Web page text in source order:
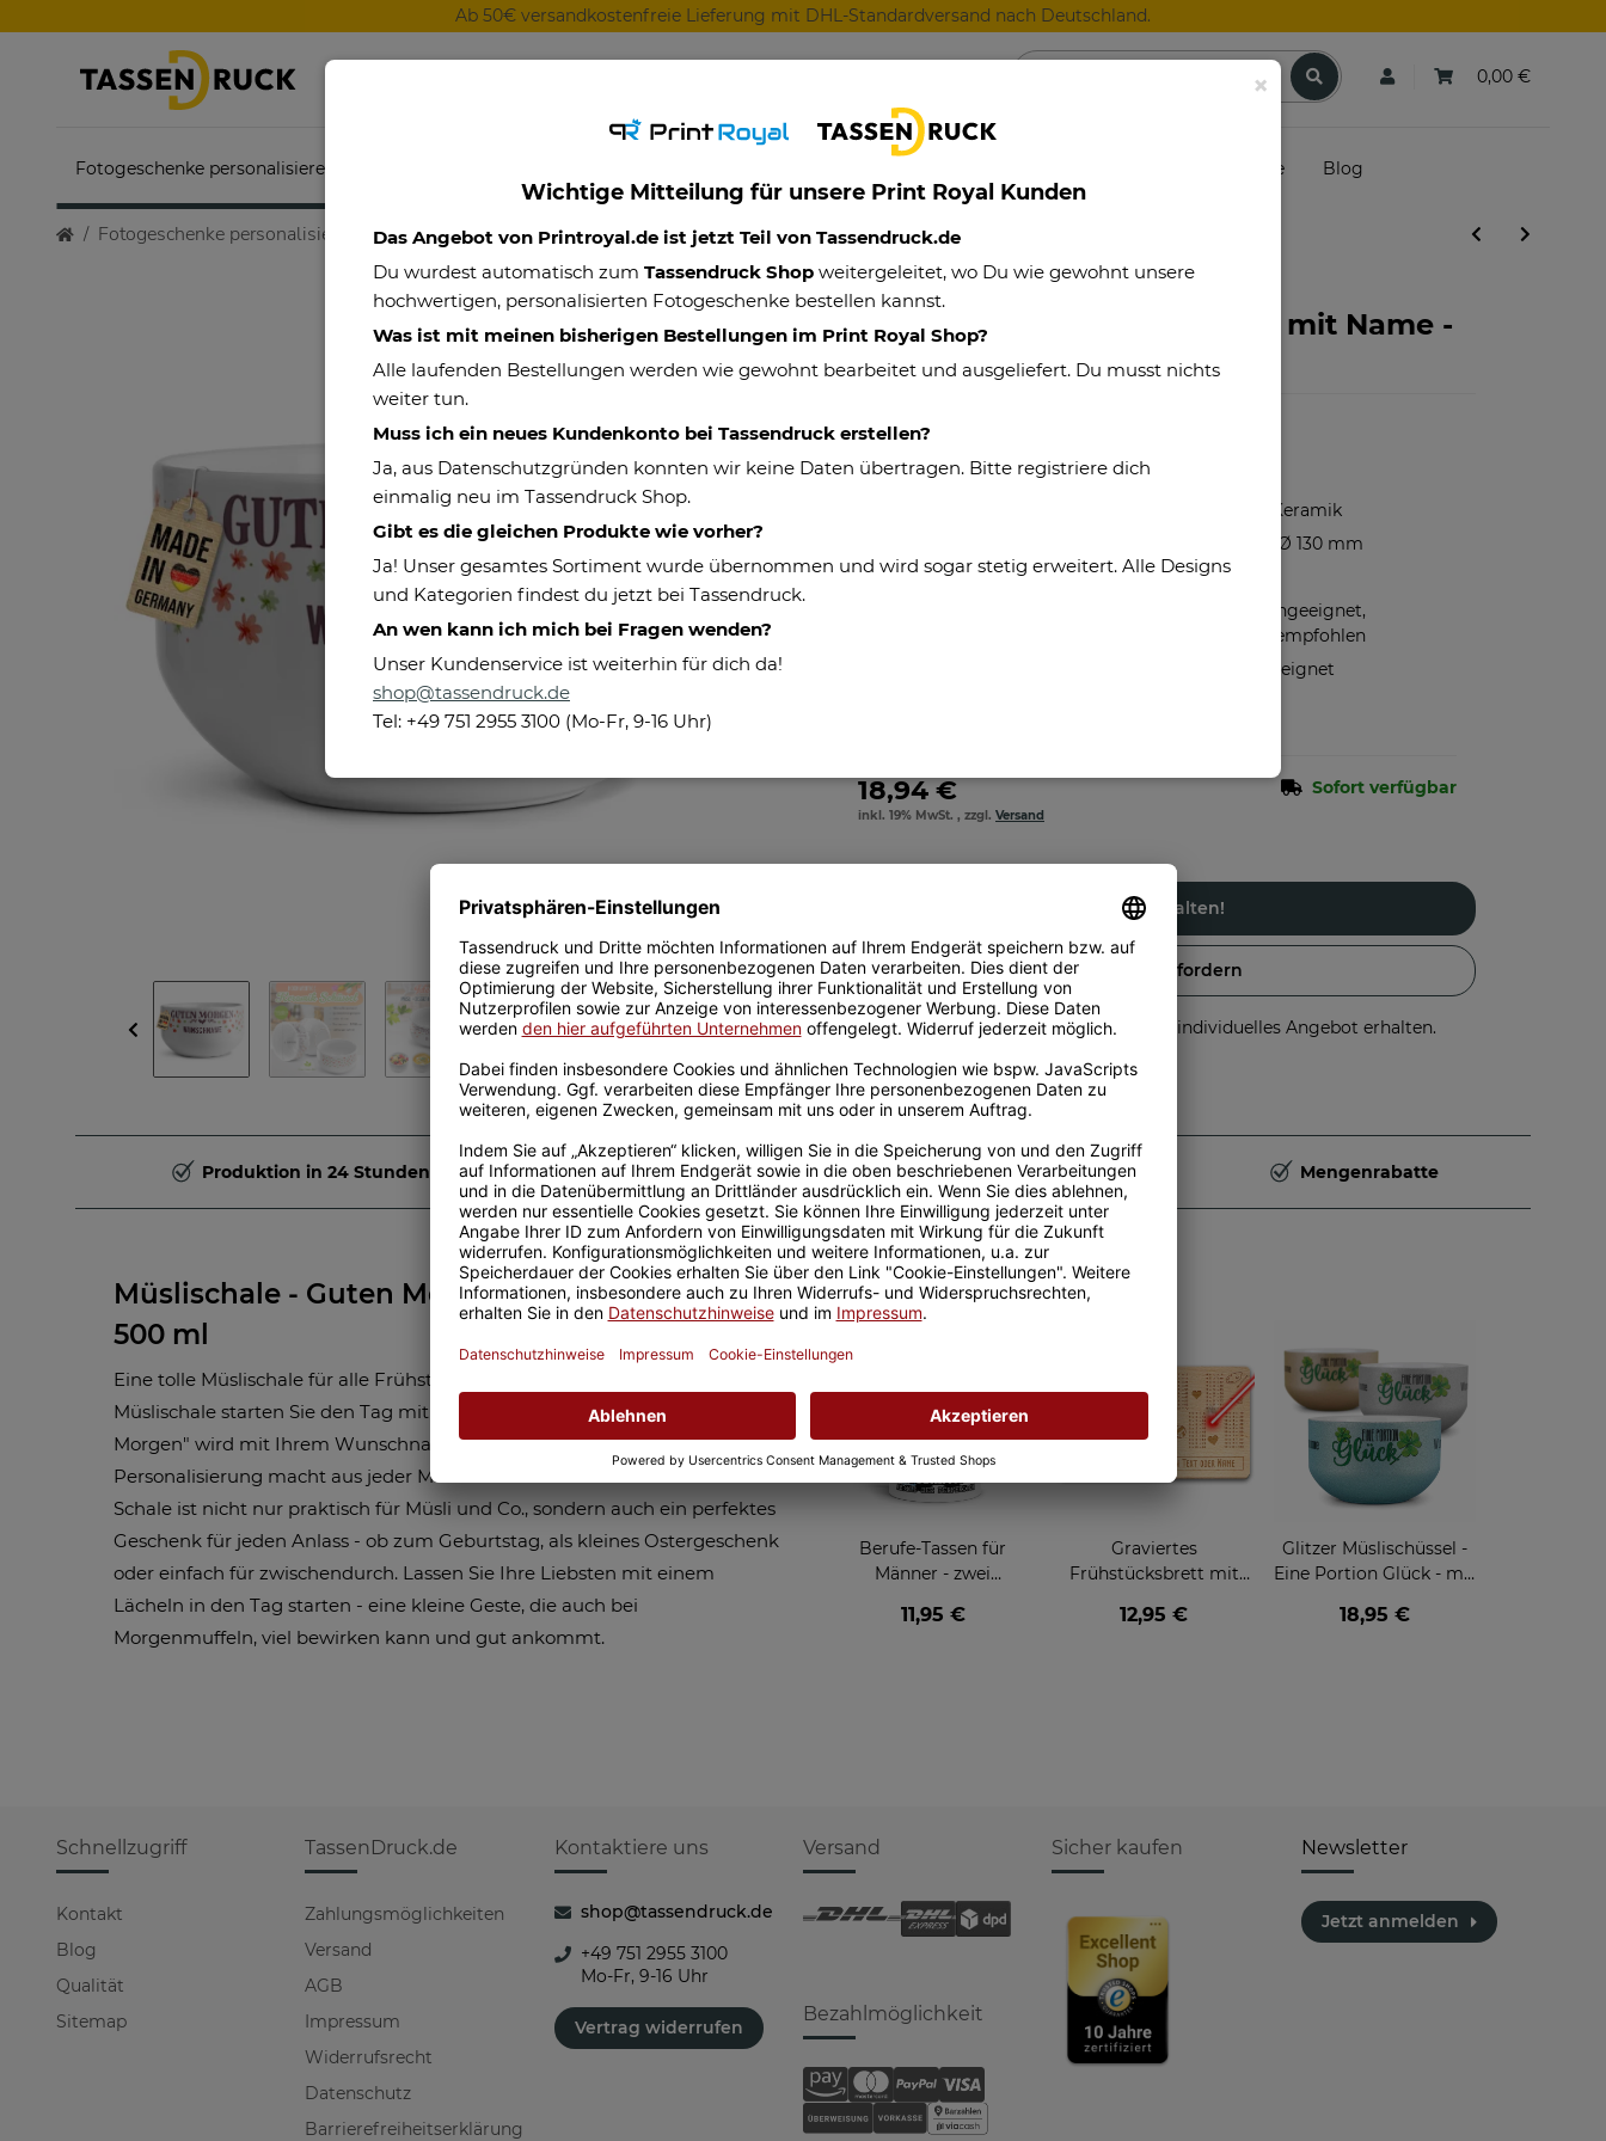
Ab 50€ versandkostenfreie Lieferung mit DHL-Standardversand nach Deutschland.
0,00 €
Fotogeschenke personalisieren Gutscheine Blog
Fotogeschenke personalisieren Müslischalen Müslischale - Guten Morgen - mit Name - 500 ml
Müslischale - Guten Morgen - mit Name -
500 ml
Eigenschaften
Artikelnummer:
Hochwertige Keramik
Höhe 80 mm, Ø 130 mm
Füllmenge:
500 ml
Spülmaschinengeeignet,
Handspülung empfohlen
Mikrowellengeeignet
18,94 € Sofort verfügbar
inkl. 19% MwSt. , zzgl. Versand
Jetzt gestalten!
Angebot anfordern
Größere Stückzahl? Anfrage stellen und individuelles Angebot erhalten.
Produktion in 24 Stunden Sicherer Kauf Auf Rechnung Produktion in Deutschland Mengenrabatte
Müslischale - Guten Morgen - mit Name -
500 ml
Eine tolle Müslischale für alle Frühstücksfreunde! Mit der personalisierten
Müslischale starten Sie den Tag mit einem Lächeln. Die Schale "Guten
Morgen" wird mit Ihrem Wunschnamen bedruckt. Die individuelle
Personalisierung macht aus jeder Mahlzeit ein besonderes Erlebnis. Diese
Schale ist nicht nur praktisch für Müsli und Co., sondern auch ein perfektes
Geschenk für jeden Anlass - ob zum Geburtstag, als kleines Ostergeschenk
oder einfach für zwischendurch. Lassen Sie Ihre Liebsten mit einem
Lächeln in den Tag starten - eine kleine Geste, die auch bei
Morgenmuffeln, viel bewirken kann und gut ankommt.
Ähnliche Artikel
Berufe-Tassen für
Männer - zwei
11,95 €
Graviertes
Frühstücksbrett mit
12,95 €
Glitzer Müslischüssel -
Eine Portion Glück - mit
18,95 €
Schnellzugriff
Kontakt
Blog
Qualität
Sitemap
TassenDruck.de
Zahlungsmöglichkeiten
Versand
AGB
Impressum
Widerrufsrecht
Datenschutz
Barrierefreiheitserklärung
Kontaktiere uns
shop@tassendruck.de
+49 751 2955 3100
Mo-Fr, 9-16 Uhr
Vertrag widerrufen
Versand
Bezahlmöglichkeit
Sicher kaufen Newsletter
Jetzt anmelden
×
Wichtige Mitteilung für unsere Print Royal Kunden
Das Angebot von Printroyal.de ist jetzt Teil von Tassendruck.de
Du wurdest automatisch zum Tassendruck Shop weitergeleitet, wo Du wie gewohnt unsere
hochwertigen, personalisierten Fotogeschenke bestellen kannst.
Was ist mit meinen bisherigen Bestellungen im Print Royal Shop?
Alle laufenden Bestellungen werden wie gewohnt bearbeitet und ausgeliefert. Du musst nichts
weiter tun.
Muss ich ein neues Kundenkonto bei Tassendruck erstellen?
Ja, aus Datenschutzgründen konnten wir keine Daten übertragen. Bitte registriere dich
einmalig neu im Tassendruck Shop.
Gibt es die gleichen Produkte wie vorher?
Ja! Unser gesamtes Sortiment wurde übernommen und wird sogar stetig erweitert. Alle Designs
und Kategorien findest du jetzt bei Tassendruck.
An wen kann ich mich bei Fragen wenden?
Unser Kundenservice ist weiterhin für dich da!
shop@tassendruck.de
Tel: +49 751 2955 3100 (Mo-Fr, 9-16 Uhr)